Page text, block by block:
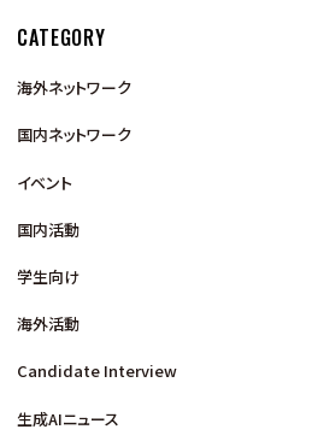
CATEGORY
海外ネットワーク
国内ネットワーク
イベント
国内活動
学生向け
海外活動
Candidate Interview
生成AIニュース